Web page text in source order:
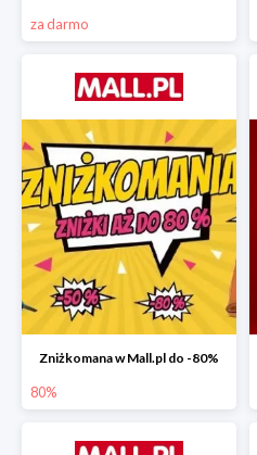
za darmo
Zniżkomana w Mall.pl do -80%
80%